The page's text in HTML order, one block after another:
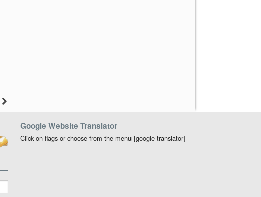
Google Website Translator
Click on flags or choose from the menu [google-translator]